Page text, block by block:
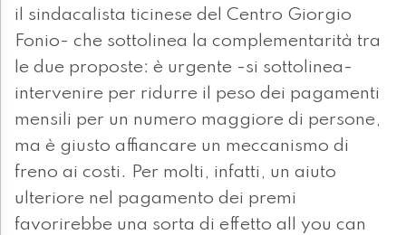
il sindacalista ticinese del Centro Giorgio
Fonio- che sottolinea la complementarità tra
le due proposte: è urgente -si sottolinea-
intervenire per ridurre il peso dei pagamenti
mensili per un numero maggiore di persone,
ma è giusto affiancare un meccanismo di
freno ai costi. Per molti, infatti, un aiuto
ulteriore nel pagamento dei premi
favorirebbe una sorta di effetto all you can